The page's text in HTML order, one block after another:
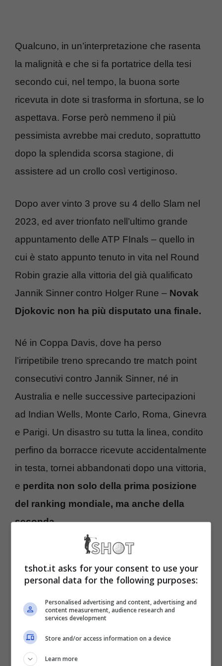
Qualcuno, in un’interpretazione che rasenta
la malignità e che si fa portatrice della tesi
secondo cui, nel tempo, la buona sorte
ricevuta in dote si trasforma in sfortuna, se lo
aspettava. Forse però nemmeno il più
pessimista avrebbe mai creduto, soprattutto
dopo la splendida scorsa stagione, di
assistere ad un crollo così vertiginoso.
Dopo aver vinto 3 prove su 4 dello Slam nel
2023, ed aver trionfato nell’ultimo grande
appuntamento delle ATP FInals – quello in
cui è stato appunto tenuto in vita nel Round
Robin grazie alla vittoria del già qualificato
Jannik Sinner contro Holger Rune – Novak
Djokovic non ha più disputato una finale.
Né in Coppa Davis, dove ha perso
l’irripetibile treno sprecando tre match point
consecutivi contro Jannik Sinner, né in
Australia e nelle successive partecipazioni
ad Indian Wells, Monte Carlo, Roma, Ginevra
e Parigi. Un disastro su tutta la linea, condito
perfino da borracce ricevute accidentalmente
in testa, tornei abbandonati dopo una vittoria,
e perdita non solo della prima posizione
del ranking mondiale, ma anche della
seconda.
Il passaggio di consegne tra l’ultimo
esponente dell’epopea dei Big Three e la
tutta nelle vittorie del campione azzurro a
Melbourne e di Carlos Alcaraz a Parigi. Ma
c’è dell’altro.
tshot.it asks for your consent to use your
personal data for the following purposes:
Personalised advertising and content, advertising and
content measurement, audience research and
services development
Store and/or access information on a device
Learn more